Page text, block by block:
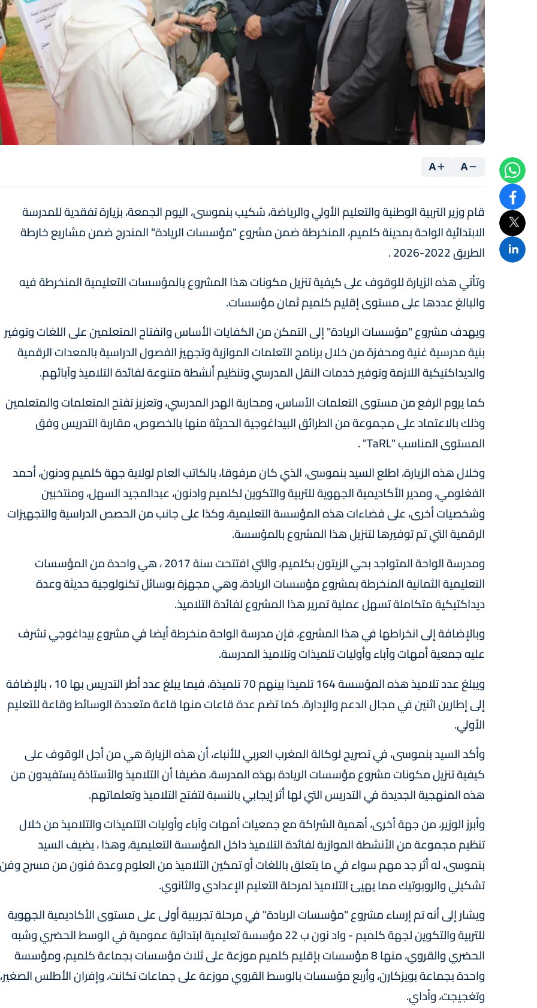
A
A
قام وزير التربية الوطنية والتعليم الأولي والرياضة، شكيب بنموسى، اليوم الجمعة، بزيارة تفقدية للمدرسة
الابتدائية الواحة بمدينة كلميم، المنخرطة ضمن مشروع "مؤسسات الريادة" المندرج ضمن مشاريع خارطة
الطريق 2022-2026 .
وتأتي هذه الزيارة للوقوف على كيفية تنزيل مكونات هذا المشروع بالمؤسسات التعليمية المنخرطة فيه
والبالغ عددها على مستوى إقليم كلميم ثمان مؤسسات.
ويهدف مشروع "مؤسسات الريادة" إلى التمكن من الكفايات الأساس وانفتاح المتعلمين على اللغات وتوفير
بنية مدرسية غنية ومحفزة من خلال برنامج التعلمات الموازية وتجهيز الفصول الدراسية بالمعدات الرقمية
والديداكتيكية اللازمة وتوفير خدمات النقل المدرسي وتنظيم أنشطة متنوعة لفائدة التلاميذ وآبائهم.
كما يروم الرفع من مستوى التعلمات الأساس، ومحاربة الهدر المدرسي، وتعزيز تفتح المتعلمات والمتعلمين
وذلك بالاعتماد على مجموعة من الطرائق البيداغوجية الحديثة منها بالخصوص، مقاربة التدريس وفق
المستوى المناسب "TaRL" .
وخلال هذه الزيارة، اطلع السيد بنموسى، الذي كان مرفوقا، بالكاتب العام لولاية جهة كلميم ودنون، أحمد
الفغلومي، ومدير الأكاديمية الجهوية للتربية والتكوين لكلميم وادنون، عبدالمجيد السهل، ومنتخبين
وشخصيات أخرى، على فضاءات هذه المؤسسة التعليمية، وكذا على جانب من الحصص الدراسية والتجهيزات
الرقمية التي تم توفيرها لتنزيل هذا المشروع بالمؤسسة.
ومدرسة الواحة المتواجد بحي الزيتون بكلميم، والتي افتتحت سنة 2017 ، هي واحدة من المؤسسات
التعليمية الثمانية المنخرطة بمشروع مؤسسات الريادة، وهي مجهزة بوسائل تكنولوجية حديثة وعدة
ديداكتيكية متكاملة تسهل عملية تمرير هذا المشروع لفائدة التلاميذ.
وبالإضافة إلى انخراطها في هذا المشروع، فإن مدرسة الواحة منخرطة أيضا في مشروع بيداغوجي تشرف
عليه جمعية أمهات وآباء وأوليات تلميذات وتلاميذ المدرسة.
ويبلغ عدد تلاميذ هذه المؤسسة 164 تلميذا بينهم 70 تلميذة، فيما يبلغ عدد أطر التدريس بها 10 ، بالإضافة
إلى إطارين اثنين في مجال الدعم والإدارة. كما تضم عدة قاعات منها قاعة متعددة الوسائط وقاعة للتعليم
الأولي.
وأكد السيد بنموسى، في تصريح لوكالة المغرب العربي للأنباء، أن هذه الزيارة هي من أجل الوقوف على
كيفية تنزيل مكونات مشروع مؤسسات الريادة بهذه المدرسة، مضيفا أن التلاميذ والأستاذة يستفيدون من
هذه المنهجية الجديدة في التدريس التي لها أثر إيجابي بالنسبة لتفتح التلاميذ وتعلماتهم.
وأبرز الوزير، من جهة أخرى، أهمية الشراكة مع جمعيات أمهات وآباء وأوليات التلميذات والتلاميذ من خلال
تنظيم مجموعة من الأنشطة الموازية لفائدة التلاميذ داخل المؤسسة التعليمية، وهذا ، يضيف السيد
بنموسى، له أثر جد مهم سواء في ما يتعلق باللغات أو تمكين التلاميذ من العلوم وعدة فنون من مسرح وفن
تشكيلي والروبوتيك مما يهيئ التلاميذ لمرحلة التعليم الإعدادي والثانوي.
ويشار إلى أنه تم إرساء مشروع "مؤسسات الريادة" في مرحلة تجريبية أولى على مستوى الأكاديمية الجهوية
للتربية والتكوين لجهة كلميم - واد نون ب 22 مؤسسة تعليمية ابتدائية عمومية في الوسط الحضري وشبه
الحضري والقروي، منها 8 مؤسسات بإقليم كلميم موزعة على ثلاث مؤسسات بجماعة كلميم، ومؤسسة
واحدة بجماعة بويزكارن، وأربع مؤسسات بالوسط القروي موزعة على جماعات تكانت، وإفران الأطلس الصغير،
وتغجيجت، وأداي.